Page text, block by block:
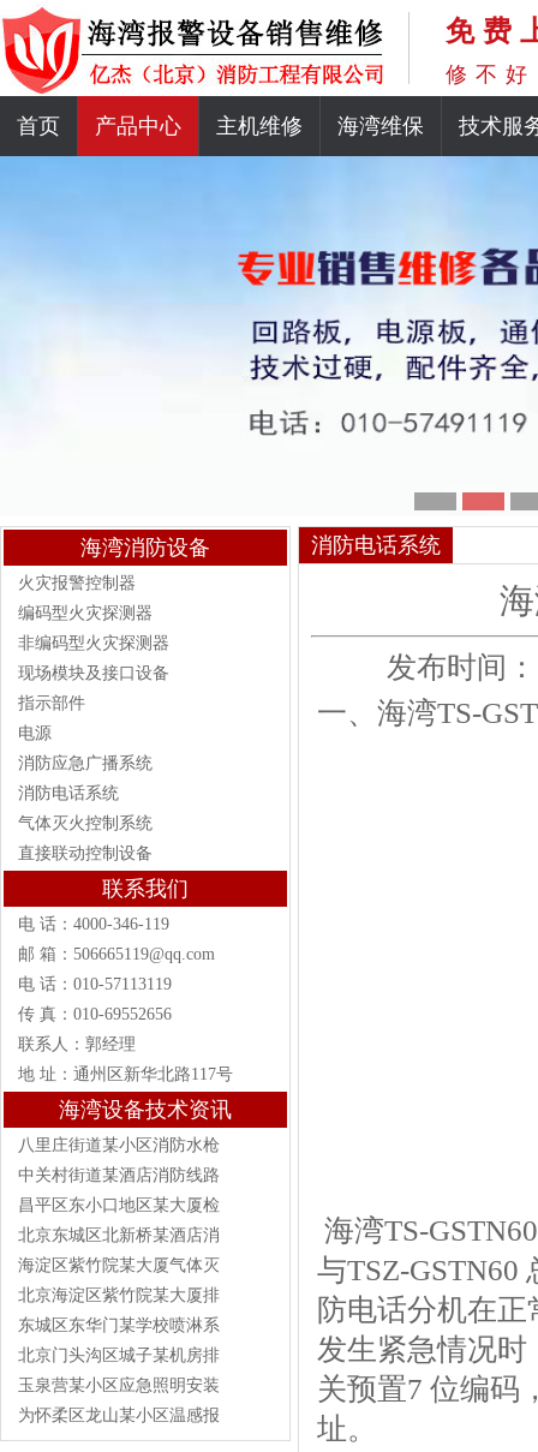
免费
修不
首页 产品中心 主机维修 海湾维保 技术服
海湾消防设备
火灾报警控制器
编码型火灾探测器
非编码型火灾探测器
现场模块及接口设备
指示部件
电源
消防应急广播系统
消防电话系统
气体灭火控制系统
直接联动控制设备
联系我们
电 话：4000-346-119
邮 箱：506665119@qq.com
电 话：010-57113119
传 真：010-69552656
联系人：郭经理
地 址：通州区新华北路117号
海湾设备技术资讯
八里庄街道某小区消防水枪
中关村街道某酒店消防线路
昌平区东小口地区某大厦检
北京东城区北新桥某酒店消
海淀区紫竹院某大厦气体灭
北京海淀区紫竹院某大厦排
东城区东华门某学校喷淋系
北京门头沟区城子某机房排
玉泉营某小区应急照明安装
为怀柔区龙山某小区温感报
消防电话系统
发布时间
一、海湾TS-
海湾TS-
与TSZ-GSTN60
防电话分机在
发生紧急情况
关预置7 位编码
址。